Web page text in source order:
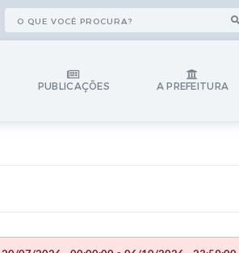
PUBLICAÇÕES A PREFEITURA